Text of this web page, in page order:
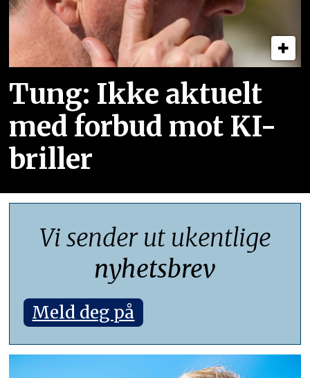
Tung: Ikke aktuelt
med forbud mot KI-
briller
Vi sender ut ukentlige
nyhetsbrev
Meld deg på